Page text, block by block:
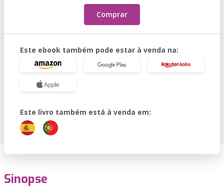
Comprar
Este ebook também pode estar à venda na:
Este livro também está à venda em:
Sinopse